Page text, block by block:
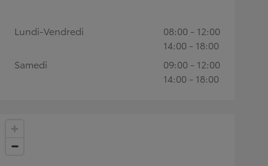
Lundi-Vendredi
08:00 - 12:00
14:00 - 18:00
Samedi
09:00 - 12:00
14:00 - 18:00